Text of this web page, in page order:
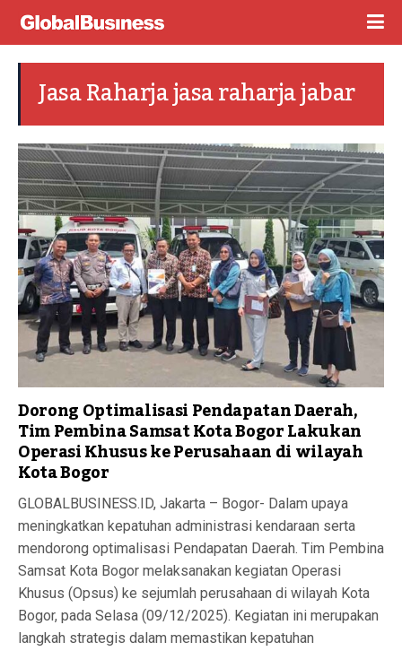
Jasa Raharja jasa raharja jabar
Dorong Optimalisasi Pendapatan Daerah,
Tim Pembina Samsat Kota Bogor Lakukan
Operasi Khusus ke Perusahaan di wilayah
Kota Bogor
GLOBALBUSINESS.ID, Jakarta – Bogor- Dalam upaya
meningkatkan kepatuhan administrasi kendaraan serta
mendorong optimalisasi Pendapatan Daerah. Tim Pembina
Samsat Kota Bogor melaksanakan kegiatan Operasi
Khusus (Opsus) ke sejumlah perusahaan di wilayah Kota
Bogor, pada Selasa (09/12/2025). Kegiatan ini merupakan
langkah strategis dalam memastikan kepatuhan